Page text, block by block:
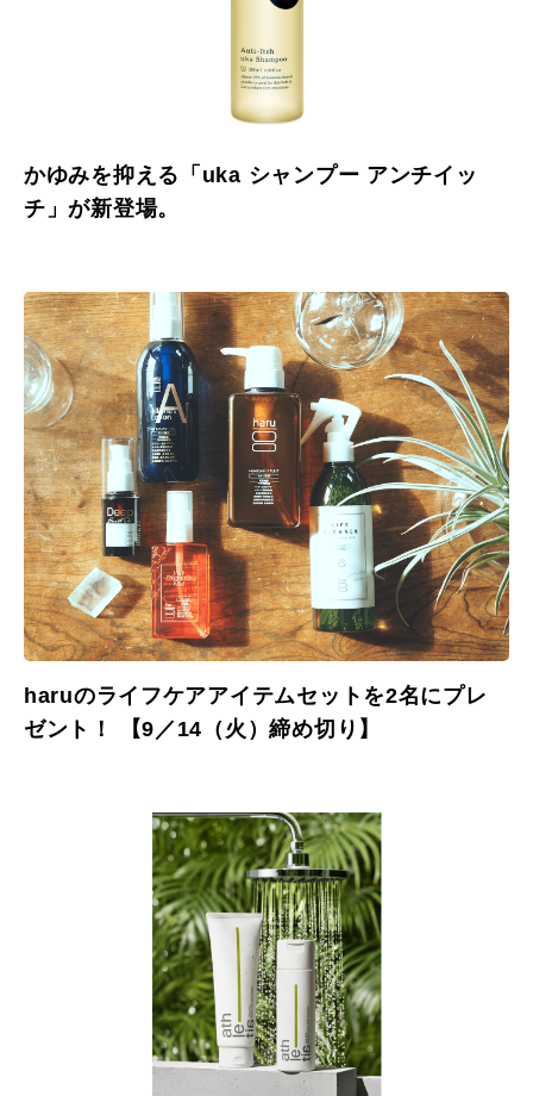
かゆみを抑える「uka シャンプー アンチイッ
チ」が新登場。
haruのライフケアアイテムセットを2名にプレ
ゼント！ 【9／14（火）締め切り】